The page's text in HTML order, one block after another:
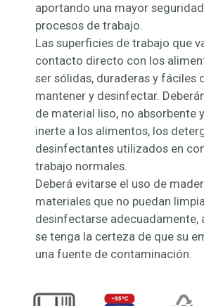
aportando una mayor
procesos de trabajo.
Las superficies de trabajo que
contacto directo con los
ser sólidas, duraderas y fáciles
mantener y desinfectar.
de material liso, no absorbente
inerte a los alimentos, los
desinfectantes utilizados en
trabajo normales.
Deberá evitarse el uso de
materiales que no puedan
desinfectarse adecuadamente,
se tenga la certeza de que su
una fuente de contaminación.